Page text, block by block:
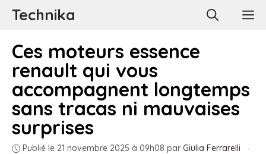
AllerTechnika
Ces moteurs essence
renault qui vous
accompagnent longtemps
sans tracas ni mauvaises
surprises
Publié le 21 novembre 2025 à 09h08 par Giulia Ferrarelli
·